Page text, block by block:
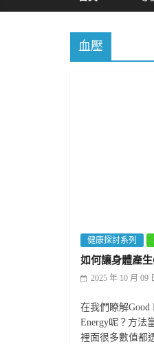
血壓
健康探討系列
如何讓身體產生
2025 年 10 月 09
在我們瞭解Good
Energy呢？方法
裡面很多數值都